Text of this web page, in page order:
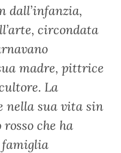
dall’infanzia,
circondata
madre, pittrice
La
nella sua vita sin
che ha
famiglia